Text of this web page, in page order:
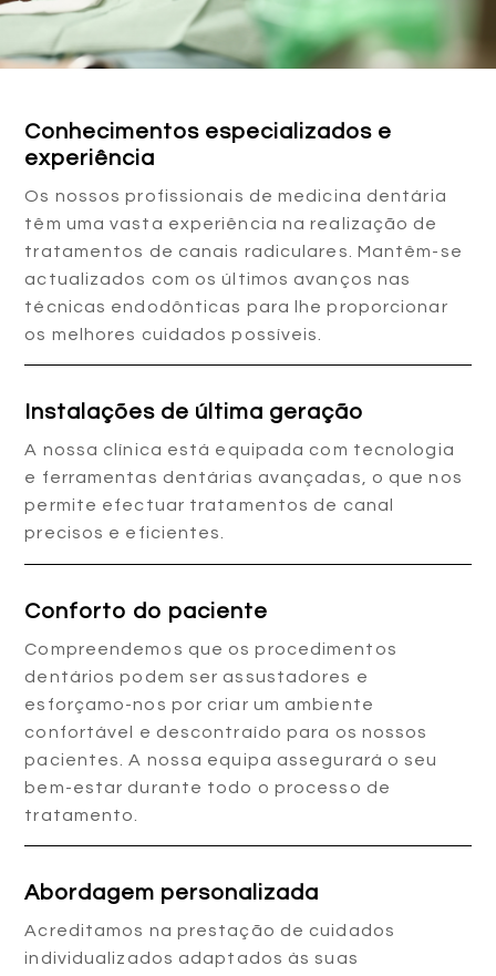
Conhecimentos especializados e
experiência
Os nossos profissionais de medicina dentária
têm uma vasta experiência na realização de
tratamentos de canais radiculares. Mantêm-se
actualizados com os últimos avanços nas
técnicas endodônticas para lhe proporcionar
os melhores cuidados possíveis.
Instalações de última geração
A nossa clínica está equipada com tecnologia
e ferramentas dentárias avançadas, o que nos
permite efectuar tratamentos de canal
precisos e eficientes.
Conforto do paciente
Compreendemos que os procedimentos
dentários podem ser assustadores e
esforçamo-nos por criar um ambiente
confortável e descontraído para os nossos
pacientes. A nossa equipa assegurará o seu
bem-estar durante todo o processo de
tratamento.
Abordagem personalizada
Acreditamos na prestação de cuidados
individualizados adaptados às suas